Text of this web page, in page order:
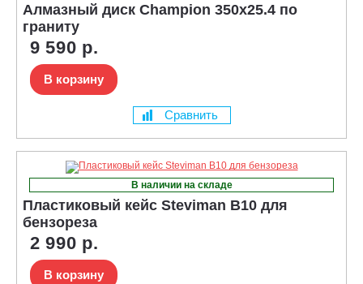
Алмазный диск Champion 350x25.4 по
граниту
9 590 р.
В корзину
Сравнить
В наличии на складе
Пластиковый кейс Steviman B10 для
бензореза
2 990 р.
В корзину